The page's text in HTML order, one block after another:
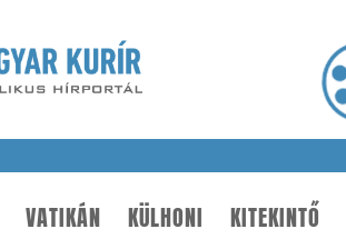
VATIKÁN KÜLHONI KITEKINTŐ